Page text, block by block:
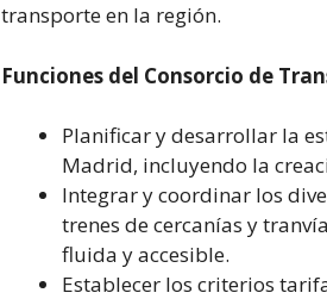
transporte en la región.
Funciones del Consorcio de
Planificar y desarrollar la
Madrid, incluyendo la
Integrar y coordinar los
trenes de cercanías y
fluida y accesible.
Establecer los criterios